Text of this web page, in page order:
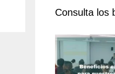
Consulta los